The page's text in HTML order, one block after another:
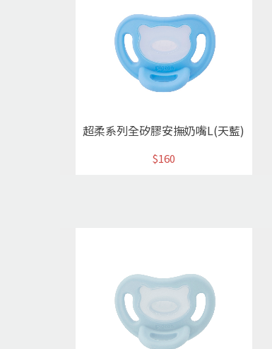
超柔系列全矽膠安撫奶嘴L(天藍)
$160